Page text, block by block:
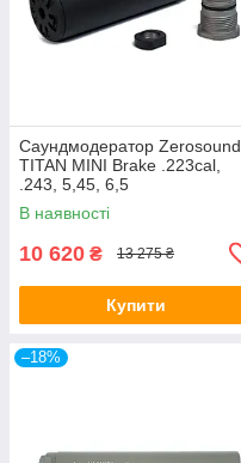
Саундмодератор Zerosound
TITAN MINI Brake .223cal,
.243, 5,45, 6,5
Creedmoor(triple gas
unloading system)
В наявності
10 620 ₴ 13 275 ₴
Купити
–18%